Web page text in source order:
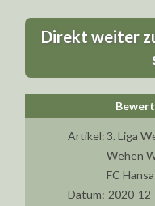
Direkt weiter
Artikel:3. Liga
Wehen
FC
Datum: 2020-